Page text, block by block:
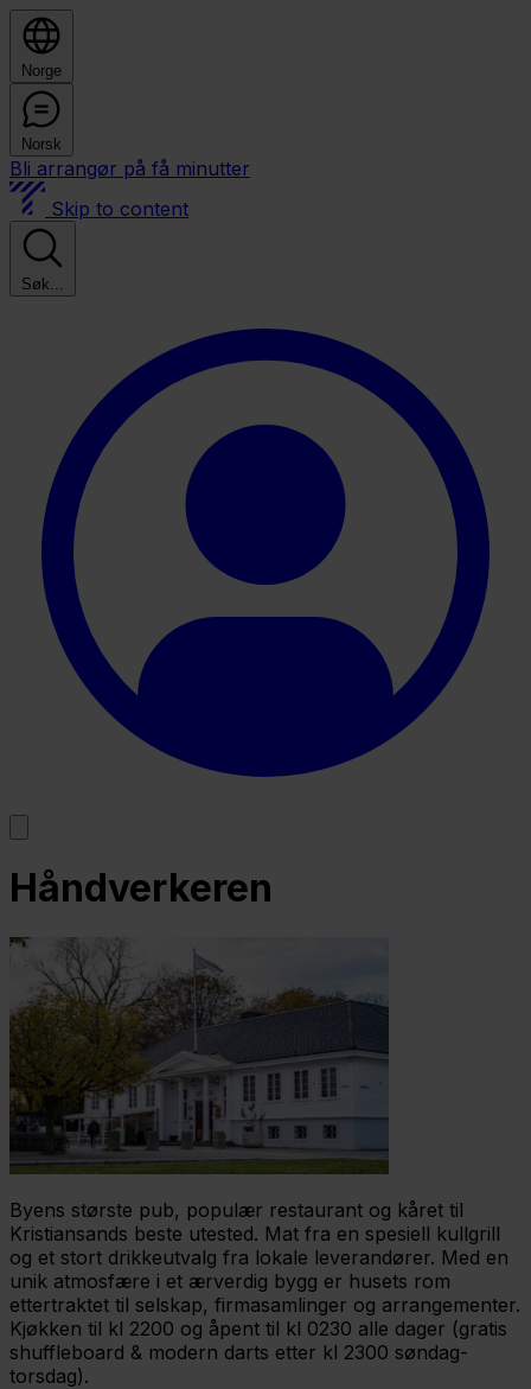
Norge
Norsk
Bli arrangør på få minutter
Skip to content
Søk...
Håndverkeren
Byens største pub, populær restaurant og kåret til
Kristiansands beste utested. Mat fra en spesiell kullgrill
og et stort drikkeutvalg fra lokale leverandører. Med en
unik atmosfære i et ærverdig bygg er husets rom
ettertraktet til selskap, firmasamlinger og arrangementer.
Kjøkken til kl 2200 og åpent til kl 0230 alle dager (gratis
shuffleboard & modern darts etter kl 2300 søndag-
torsdag).